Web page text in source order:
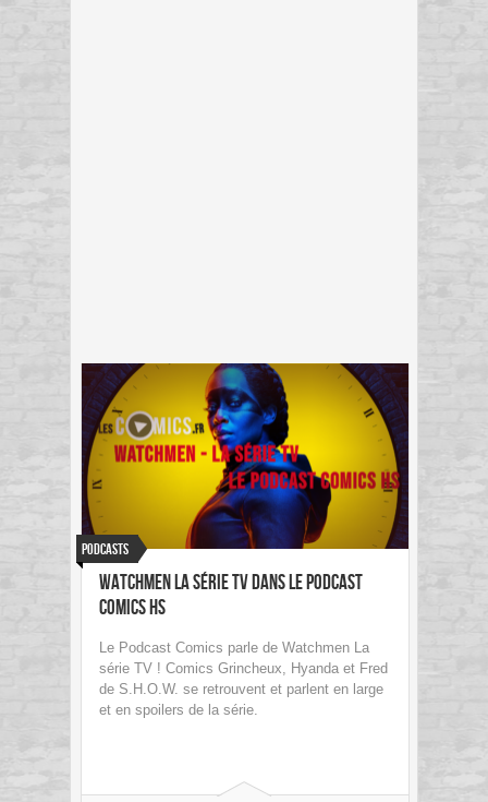
Podcasts
Watchmen La série TV dans Le Podcast
Comics HS
Le Podcast Comics parle de Watchmen La
série TV ! Comics Grincheux, Hyanda et Fred
de S.H.O.W. se retrouvent et parlent en large
et en spoilers de la série.